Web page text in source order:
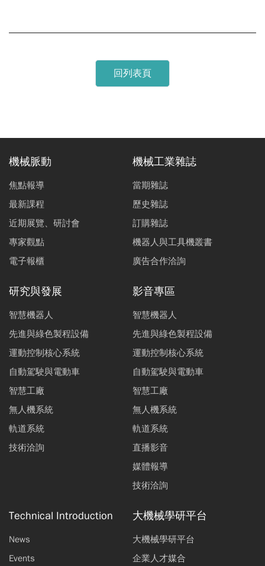
回列表頁
機械脈動
焦點報導
最新課程
近期展覽、研討會
專家觀點
電子報櫃
機械工業雜誌
當期雜誌
歷史雜誌
訂購雜誌
機器人與工具機叢書
廣告合作洽詢
研究與發展
智慧機器人
先進與綠色製程設備
運動控制核心系統
自動駕駛與電動車
智慧工廠
無人機系統
軌道系統
技術洽詢
影音專區
智慧機器人
先進與綠色製程設備
運動控制核心系統
自動駕駛與電動車
智慧工廠
無人機系統
軌道系統
直播影音
媒體報導
技術洽詢
Technical Introduction
News
Events
大機械學研平台
大機械學研平台
企業人才媒合